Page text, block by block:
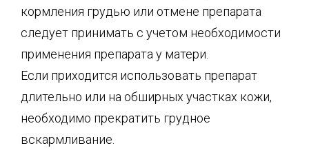
кормления грудью или отмене препарата
следует принимать с учетом необходимости
применения препарата у матери.
Если приходится использовать препарат
длительно или на обширных участках кожи,
необходимо прекратить грудное
вскармливание.